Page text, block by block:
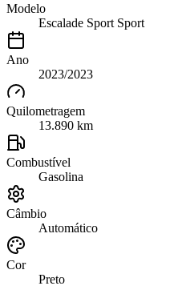
Modelo
Escalade Sport Sport
Ano
2023/2023
Quilometragem
13.890 km
Combustível
Gasolina
Câmbio
Automático
Cor
Preto